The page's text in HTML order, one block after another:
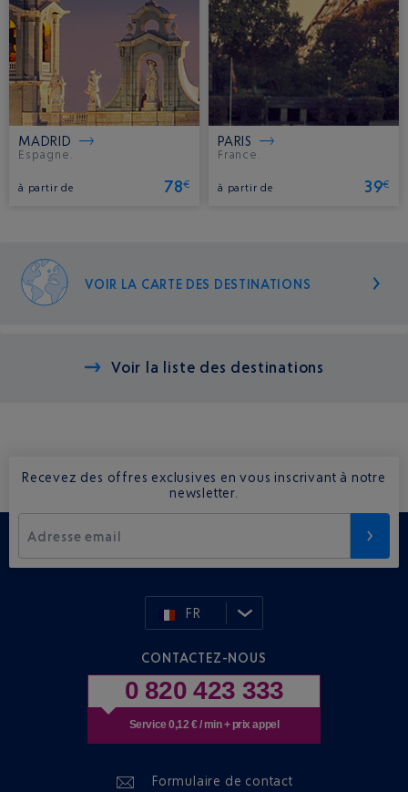
MADRID
Espagne.
à partir de 78€
PARIS
France.
à partir de 39€
VOIR LA CARTE DES DESTINATIONS
Voir la liste des destinations
Recevez des offres exclusives en vous inscrivant à notre
newsletter.
Adresse email
FR
CONTACTEZ-NOUS
0 820 423 333
Service 0,12 € / min + prix appel
Formulaire de contact